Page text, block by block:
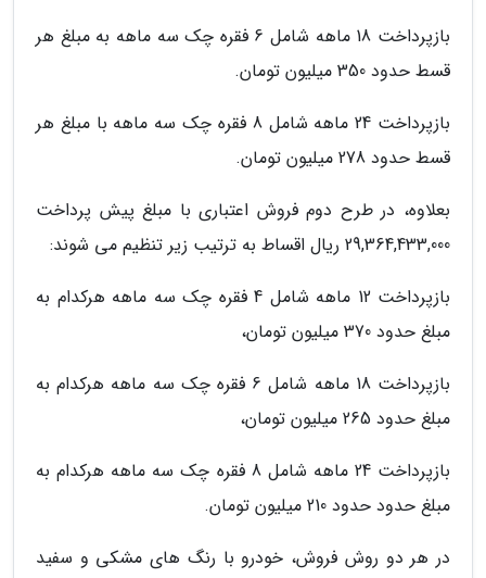
بازپرداخت 18 ماهه شامل 6 فقره چک سه ماهه به مبلغ هر
قسط حدود 350 میلیون تومان.
بازپرداخت 24 ماهه شامل 8 فقره چک سه ماهه با مبلغ هر
قسط حدود 278 میلیون تومان.
بعلاوه، در طرح دوم فروش اعتباری با مبلغ پیش پرداخت
29,364,433,000 ریال اقساط به ترتیب زیر تنظیم می شوند:
بازپرداخت 12 ماهه شامل 4 فقره چک سه ماهه هرکدام به
مبلغ حدود 370 میلیون تومان،
بازپرداخت 18 ماهه شامل 6 فقره چک سه ماهه هرکدام به
مبلغ حدود 265 میلیون تومان،
بازپرداخت 24 ماهه شامل 8 فقره چک سه ماهه هرکدام به
مبلغ حدود حدود 210 میلیون تومان.
در هر دو روش فروش، خودرو با رنگ های مشکی و سفید